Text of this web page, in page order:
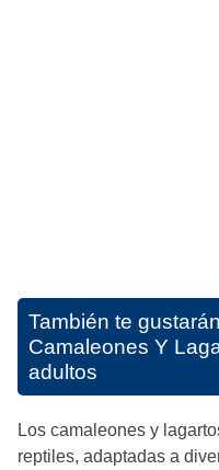
También te
Camaleones Y
adultos
Los camaleones y
reptiles, adaptadas a